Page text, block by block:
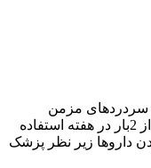
سردردهای مزمن
میشود. شما نباید از داروهای تجویزی بیش از 2بار در هفته استفاده
داروها زیر نظر پزشک